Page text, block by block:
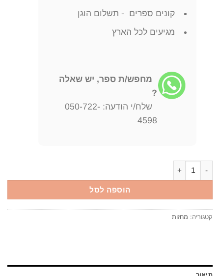
קונים ספרים - תשלום הוגן
מגיעים לכל הארץ
מחפש/ת ספר, יש שאלה
?
שלח/י הודעה: 050-722-
4598
הוספה לסל
קטגוריה: מחזות